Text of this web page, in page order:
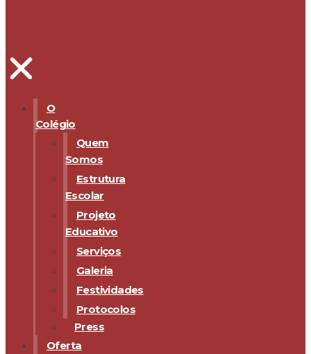
O
Colégio
Quem
Somos
Estrutura
Escolar
Projeto
Educativo
Serviços
Galeria
Festividades
Protocolos
Press
Oferta